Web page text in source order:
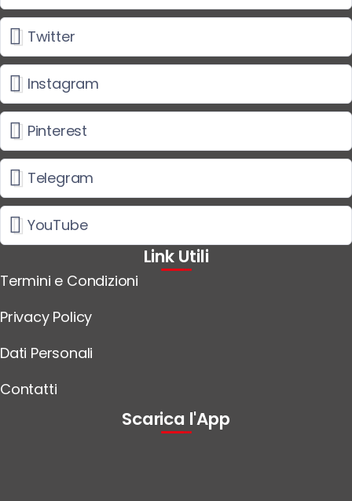
Twitter
Instagram
Pinterest
Telegram
YouTube
Link Utili
Termini e Condizioni
Privacy Policy
Dati Personali
Contatti
Scarica l'App